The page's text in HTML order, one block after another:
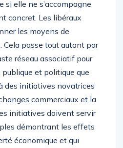
si elle ne s’accompagne
concret. Les libéraux
les moyens de
Cela passe tout autant par
réseau associatif pour
et politique que
des initiatives novatrices
commerciaux et la
initiatives doivent servir
démontrant les effets
économique et qui